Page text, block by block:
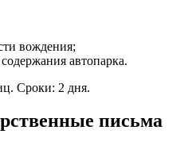
вождения;
автопарка.
Сроки: 2 дня.
письма